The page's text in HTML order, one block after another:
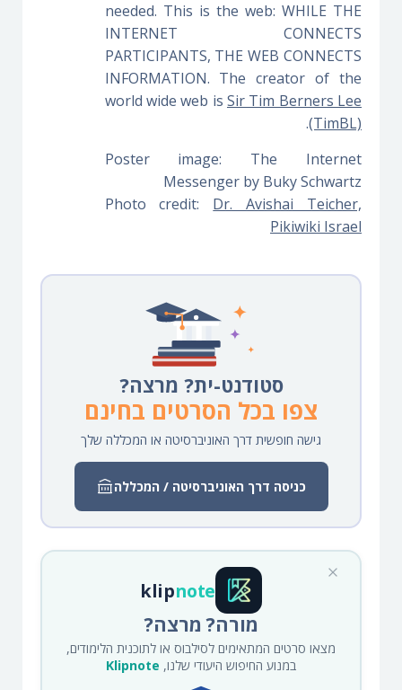
needed. This is the web: WHILE THE
INTERNET CONNECTS
PARTICIPANTS, THE WEB CONNECTS
INFORMATION. The creator of the
world wide web is Sir Tim Berners Lee
(TimBL)
.
Poster image: The Internet
Messenger by Buky Schwartz
Photo credit: Dr. Avishai Teicher,
Pikiwiki Israel
סטודנט-ית? מרצה?
צפו בכל הסרטים בחינם
גישה חופשית דרך האוניברסיטה או המכללה שלך
כניסה דרך האוניברסיטה / המכללה
klipnote
מורה? מרצה?
מצאו סרטים המתאימים לסילבוס או לתוכנית הלימודים,
במנוע החיפוש היעודי שלנו, Klipnote